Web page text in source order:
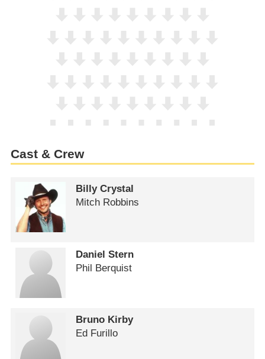
Cast & Crew
Billy Crystal
Mitch Robbins
Daniel Stern
Phil Berquist
Bruno Kirby
Ed Furillo